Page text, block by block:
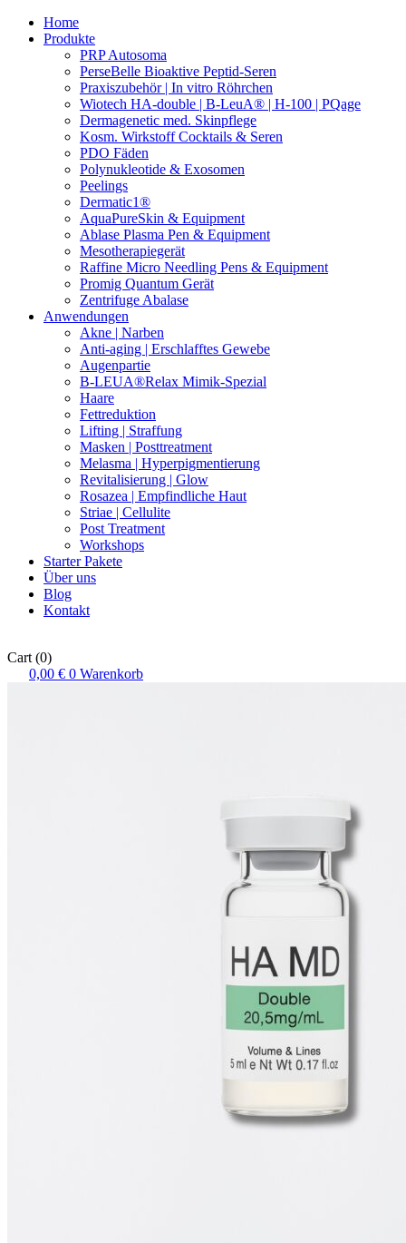
Home
Produkte
PRP Autosoma
PerseBelle Bioaktive Peptid-Seren
Praxiszubehör | In vitro Röhrchen
Wiotech HA-double | B-LeuA® | H-100 | PQage
Dermagenetic med. Skinpflege
Kosm. Wirkstoff Cocktails & Seren
PDO Fäden
Polynukleotide & Exosomen
Peelings
Dermatic1®
AquaPureSkin & Equipment
Ablase Plasma Pen & Equipment
Mesotherapiegerät
Raffine Micro Needling Pens & Equipment
Promig Quantum Gerät
Zentrifuge Abalase
Anwendungen
Akne | Narben
Anti-aging | Erschlafftes Gewebe
Augenpartie
B-LEUA®Relax Mimik-Spezial
Haare
Fettreduktion
Lifting | Straffung
Masken | Posttreatment
Melasma | Hyperpigmentierung
Revitalisierung | Glow
Rosazea | Empfindliche Haut
Striae | Cellulite
Post Treatment
Workshops
Starter Pakete
Über uns
Blog
Kontakt
Cart (0)
0,00 € 0 Warenkorb